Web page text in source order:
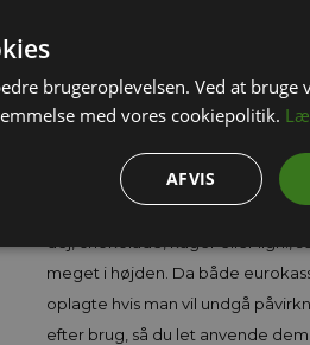
eller Kohberg kasse, er ofte en
sikrer en lav vægt samt en høj
Plastkasser til fødevarer
Eurokasser og stabelkasser
praktisk hvis man vil
dej, chokolade, kager eller lign.,
meget i højden. Da både
oplagte hvis man vil undgå
efter brug, så du let anvende
brugeroplevelsen. Ved at bruge
med vores cookiepolitik.
AFVIS